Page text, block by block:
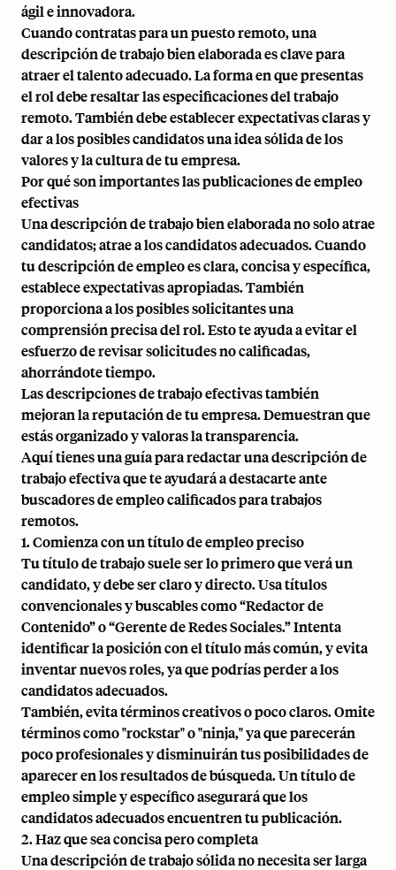
ágil e innovadora.
Cuando contratas para un puesto remoto, una
descripción de trabajo bien elaboradaes clave para
atraer el talento adecuado. La forma en que presentas
el rol debe resaltar las especificaciones del trabajo
remoto. También debe establecer expectativas claras y
dar a los posibles candidatos una idea sólida de los
valores y la cultura de tu empresa.
Por qué son importantes las publicaciones de empleo
efectivas
Una descripción de trabajo bien elaborada no solo atrae
candidatos; atrae a los candidatos adecuados. Cuando
tu descripción de empleo es clara, concisa y específica,
establece expectativas apropiadas. También
proporciona a los posibles solicitantes una
comprensión precisa del rol. Esto te ayuda a evitar el
esfuerzo de revisar solicitudes no calificadas,
ahorrándote tiempo.
Las descripciones de trabajo efectivas también
mejoran la reputación de tu empresa. Demuestran que
estás organizado y valoras la transparencia.
Aquí tienes una guía para redactar una descripción de
trabajo efectiva que te ayudará a destacarte ante
buscadores de empleo calificados para trabajos
remotos.
1. Comienza con un título de empleo preciso
Tu título de trabajo suele ser lo primero que verá un
candidato, y debe ser claro y directo. Usa títulos
convencionales y buscables como “Redactor de
Contenido” o “Gerente de Redes Sociales.” Intenta
identificar la posición con el título más común, y evita
inventar nuevos roles, ya que podrías perder a los
candidatos adecuados.
También, evita términos creativos o poco claros. Omite
términos como "rockstar" o "ninja," ya que parecerán
poco profesionales y disminuirán tus posibilidades de
aparecer en los resultados de búsqueda. Un título de
empleo simple y específico asegurará que los
candidatos adecuados encuentren tu publicación.
2. Haz que sea concisa pero completa
Una descripción de trabajo sólida no necesita ser larga